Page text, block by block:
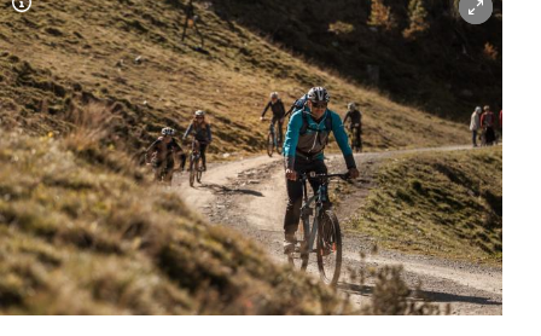
Copyright-Hinweis öffnen/schließen